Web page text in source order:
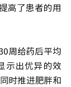
高了患者的用
周给药后平均
示出优异的效
时推进肥胖和